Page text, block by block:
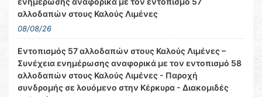
αλλοδαπών στους Καλούς Λιμένες
08/08/26
Εντοπισμός 57 αλλοδαπών στους Καλούς Λιμένες –
Συνέχεια ενημέρωσης αναφορικά με τον εντοπισμό 58
αλλοδαπών στους Καλούς Λιμένες - Παροχή
συνδρομής σε λουόμενο στην Κέρκυρα - Διακομιδές